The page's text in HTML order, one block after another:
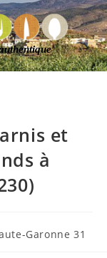
et
à
Garonne 31